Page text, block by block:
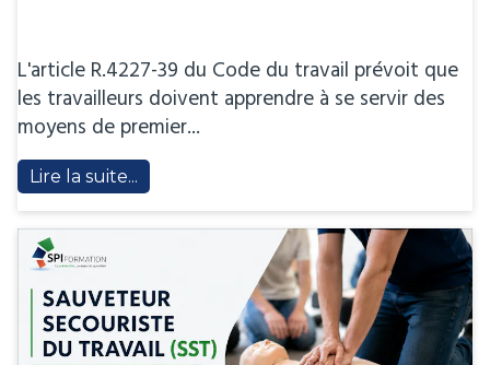
L'article R.4227-39 du Code du travail prévoit que
les travailleurs doivent apprendre à se servir des
moyens de premier...
Lire la suite...